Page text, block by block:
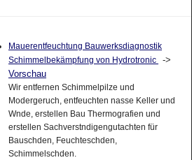
Mauerentfeuchtung Bauwerksdiagnostik
Schimmelbekämpfung von Hydrotronic
->
Vorschau
Wir entfernen Schimmelpilze und
Modergeruch, entfeuchten nasse Keller und
Wnde, erstellen Bau Thermografien und
erstellen Sachverstndigengutachten für
Bauschden, Feuchteschden,
Schimmelschden.